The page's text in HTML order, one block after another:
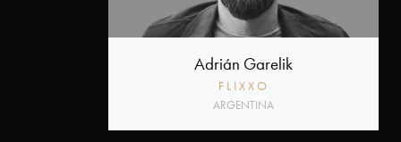
Adrián Garelik
FLIXXO
ARGENTINA